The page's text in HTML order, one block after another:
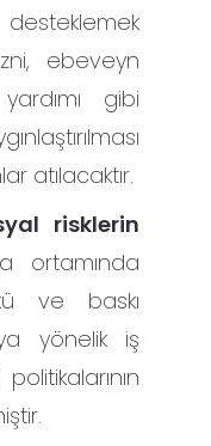
ebeveyn
gibi
atılacaktır.
risklerin
ortamında
ve baskı
yönelik iş